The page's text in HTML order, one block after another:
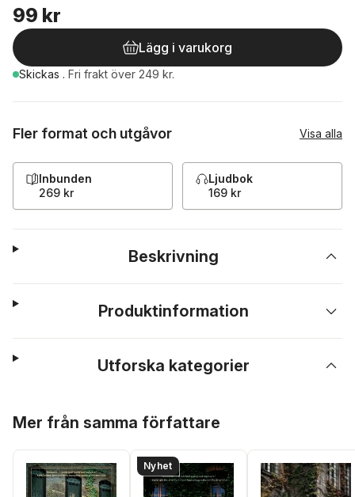
99 kr
Lägg i varukorg
Skickas . Fri frakt över 249 kr.
Fler format och utgåvor Visa alla
Inbunden
269 kr
Ljudbok
169 kr
Beskrivning
Produktinformation
Utforska kategorier
Mer från samma författare
Nyhet